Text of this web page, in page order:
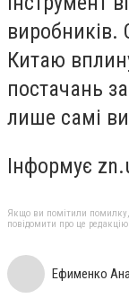
виробників.
Китаю
постачань
лише самі
Інформує
Якщо ви помітили помилку,
повідомити про це редакцію
Ефименко